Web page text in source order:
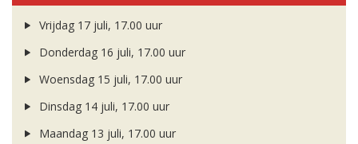
Vrijdag 17 juli, 17.00 uur
Donderdag 16 juli, 17.00 uur
Woensdag 15 juli, 17.00 uur
Dinsdag 14 juli, 17.00 uur
Maandag 13 juli, 17.00 uur